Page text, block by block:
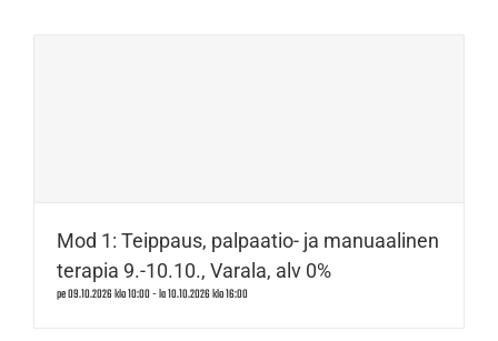
Mod 1: Teippaus, palpaatio- ja manuaalinen
terapia 9.-10.10., Varala, alv 0%
pe 09.10.2026 klo 10:00-la 10.10.2026 klo 16:00